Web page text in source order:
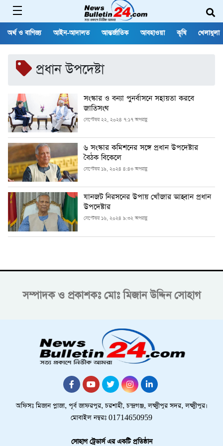
অর্থ ও বাণিজ্য আইন-আদালত আন্তর্জাতিক আবহাওয়া কৃষি খেলাধুলা
প্রধান উপদেষ্টা
সংস্কার ও বন্যা পুনর্বাসনে সহায়তা করবে
জাতিসংঘ
সেপ্টেম্বর ২২, ২০২৪ ৭:১৭ অপরাহ্ণ
৬ সংস্কার কমিশনের সঙ্গে প্রধান উপদেষ্টার
বৈঠক বিকেলে
সেপ্টেম্বর ১৯, ২০২৪ ৪:৪৩ অপরাহ্ণ
যানজট নিরসনের উপায় খোঁজার আহ্বান প্রধান
উপদেষ্টার
সেপ্টেম্বর ১৬, ২০২৪ ৯:৩২ অপরাহ্ণ
সম্পাদক ও প্রকাশকঃ মোঃ মিজান উদ্দিন সোহাগ
অফিসঃ মিজান প্লাজা, পূর্ব জাফরপুর, চরশাহী, চন্দ্রগঞ্জ, লক্ষ্মীপুর সদর, লক্ষ্মীপুর।
মোবাইল নম্বরঃ 01714650959
সোহাগ ট্রেডার্স এর একটি প্রতিষ্ঠান